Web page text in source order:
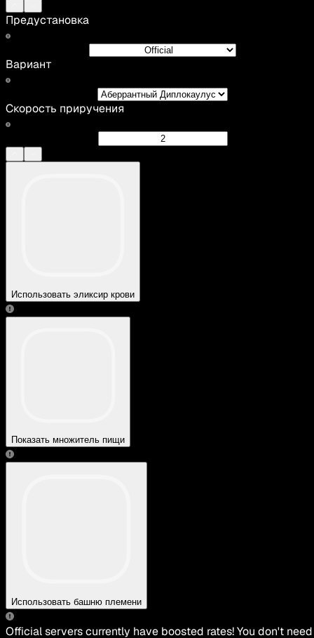
Предустановка
Вариант
Скорость приручения
Использовать эликсир крови
Показать множитель пищи
Использовать башню племени
Official servers currently have boosted rates! You don't need